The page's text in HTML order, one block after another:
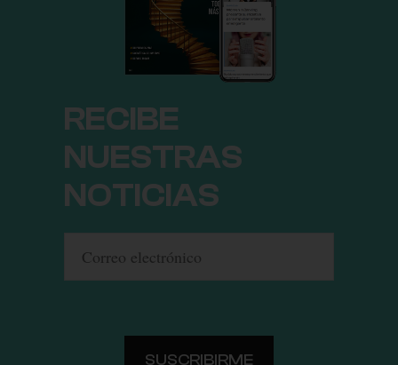
RECIBE
NUESTRAS
NOTICIAS